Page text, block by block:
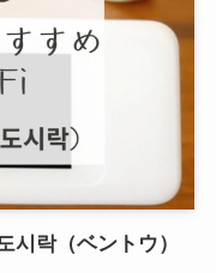
락（ベントウ）